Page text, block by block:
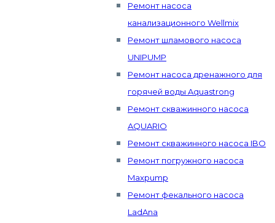
Ремонт насоса
канализационного Wellmix
Ремонт шламового насоса
UNIPUMP
Ремонт насоса дренажного для
горячей воды Aquastrong
Ремонт скважинного насоса
AQUARIO
Ремонт скважинного насоса IBO
Ремонт погружного насоса
Maxpump
Ремонт фекального насоса
LadAna